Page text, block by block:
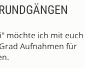
möchte ich mit euch
Aufnahmen für